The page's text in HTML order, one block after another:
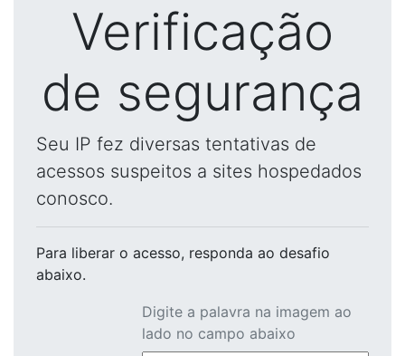
Verificação
de segurança
Seu IP fez diversas tentativas de
acessos suspeitos a sites hospedados
conosco.
Para liberar o acesso, responda ao desafio
abaixo.
Digite a palavra na imagem ao
lado no campo abaixo